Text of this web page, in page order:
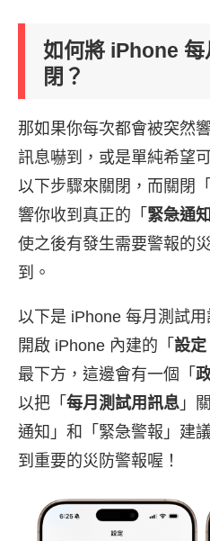
如何將 iPhone 每
閉？
那如果你每次都會被突然
訊息嚇到，或是單純希望
以下步驟來關閉，而關閉
響你收到真正的「 緊急通知
使之後有發生需要警報的
到。
以下是 iPhone 每月測試
開啟 iPhone 內建的「 設
最下方，這邊會有一個「
以把「 每月測試用訊息 」
通知」和「緊急警報」建
到重要的災防警報喔！